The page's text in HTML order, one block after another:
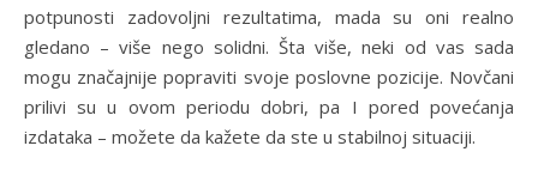
potpunosti zadovoljni rezultatima, mada su oni realno
gledano – više nego solidni. Šta više, neki od vas sada
mogu značajnije popraviti svoje poslovne pozicije. Novčani
prilivi su u ovom periodu dobri, pa I pored povećanja
izdataka – možete da kažete da ste u stabilnoj situaciji.